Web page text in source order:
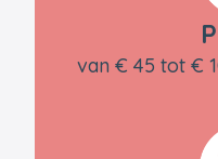
van € 45 tot €